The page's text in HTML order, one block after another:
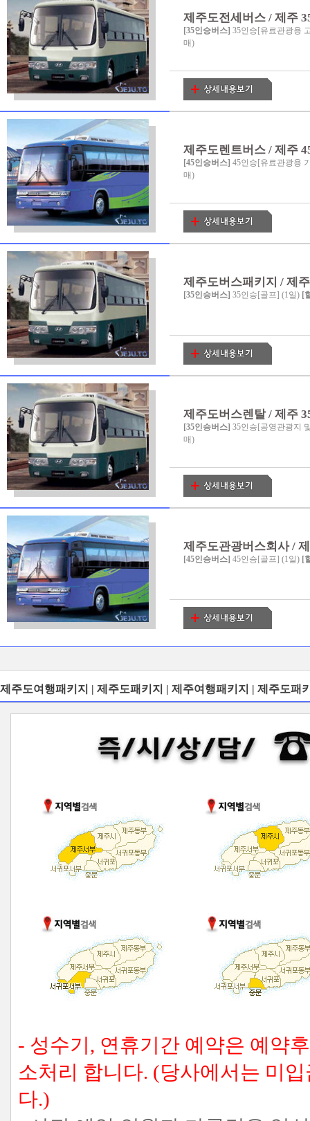
제주도전세버스 / 제주
[35인승버스] 35인승[유료관광용
매)
제주도렌트버스 / 제주
[45인승버스] 45인승[유료관광용
매)
제주도버스패키지 / 제
[35인승버스] 35인승[골프] (1일) [
제주도버스렌탈 / 제주
[35인승버스] 35인승[공영관광지
매)
제주도관광버스회사 /
[45인승버스] 45인승[골프] (1일) [
제주도여행패키지 | 제주도패키지 | 제주여행패키지 | 제주도패
- 성수기, 연휴기간 예약은 예약
소처리 합니다. (당사에서는 미
다.)